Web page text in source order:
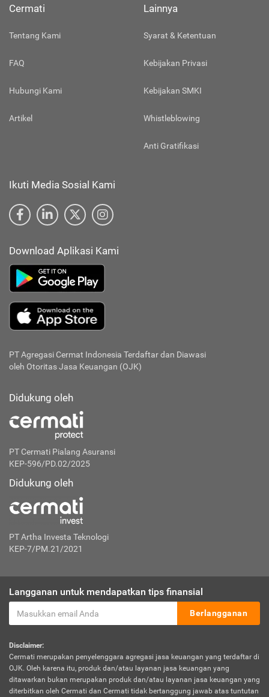
Cermati
Tentang Kami
FAQ
Hubungi Kami
Artikel
Lainnya
Syarat & Ketentuan
Kebijakan Privasi
Kebijakan SMKI
Whistleblowing
Anti Gratifikasi
Ikuti Media Sosial Kami
Download Aplikasi Kami
PT Agregasi Cermat Indonesia Terdaftar dan Diawasi
oleh Otoritas Jasa Keuangan (OJK)
Didukung oleh
PT Cermati Pialang Asuransi
KEP-596/PD.02/2025
Didukung oleh
PT Artha Investa Teknologi
KEP-7/PM.21/2021
Langganan untuk mendapatkan tips finansial
Berlangganan
Disclaimer:
Cermati merupakan penyelenggara agregasi jasa keuangan yang terdaftar di
OJK. Oleh karena itu, produk dan/atau layanan jasa keuangan yang
ditawarkan bukan merupakan produk dan/atau layanan jasa keuangan yang
diterbitkan oleh Cermati dan Cermati tidak bertanggung jawab atas tuntutan